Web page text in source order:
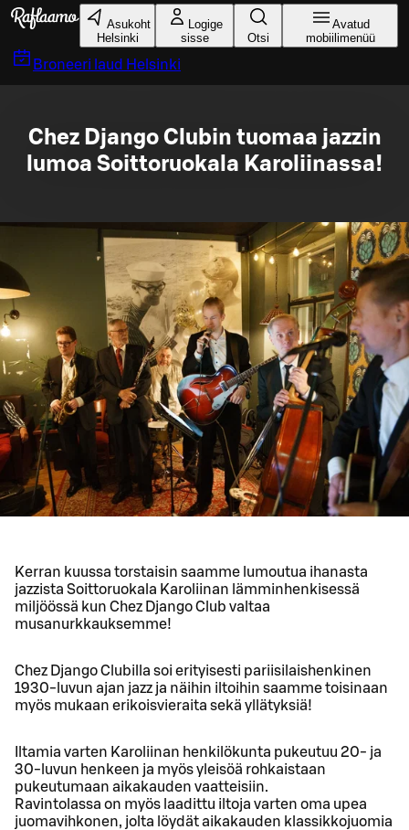
Liigu peamise sisu juurde
Asukoht
Helsinki
Logige
sisse
Otsi
Avatud
mobiilimenüü
Broneeri laud Helsinki
Chez Django Clubin tuomaa jazzin
lumoa Soittoruokala Karoliinassa!
Kerran kuussa torstaisin saamme lumoutua ihanasta
jazzista Soittoruokala Karoliinan lämminhenkisessä
miljöössä kun Chez Django Club valtaa
musanurkkauksemme!
Chez Django Clubilla soi erityisesti pariisilaishenkinen
1930-luvun ajan jazz ja näihin iltoihin saamme toisinaan
myös mukaan erikoisvieraita sekä yllätyksiä!
Iltamia varten Karoliinan henkilökunta pukeutuu 20- ja
30-luvun henkeen ja myös yleisöä rohkaistaan
pukeutumaan aikakauden vaatteisiin.
Ravintolassa on myös laadittu iltoja varten oma upea
juomavihkonen, jolta löydät aikakauden klassikkojuomia